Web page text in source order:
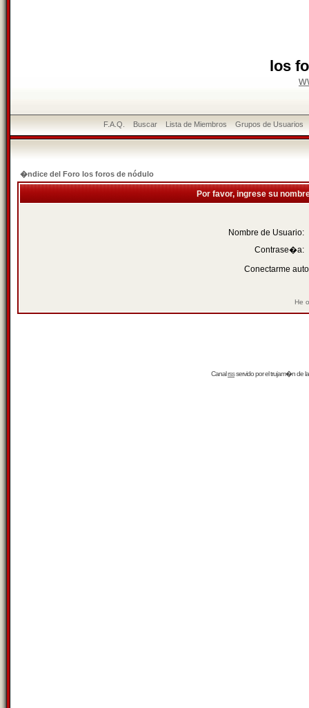
los
F.A.Q. Buscar Lista de Miembros Grupos de Usuarios
�ndice del Foro los foros de nódulo
Por favor, ingrese su
Nombre de Usuario:
Contrase�a:
Conectarme
He
Canalrssservido por eltrujam�nde